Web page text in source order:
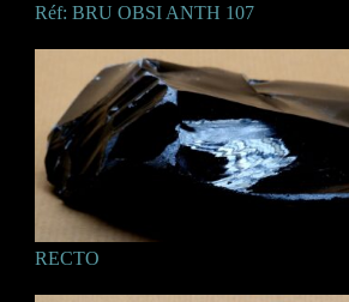
Réf: BRU OBSI ANTH 107
RECTO